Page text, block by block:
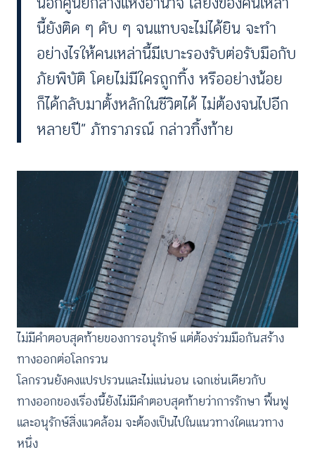
นี้ยังติด ๆ ดับ ๆ จนแทบจะไม่ได้ยิน จะทำ
อย่างไรให้คนเหล่านี้มีเบาะรองรับต่อรับมือกับ
ภัยพิบัติ โดยไม่มีใครถูกทิ้ง หรืออย่างน้อย
ก็ได้กลับมาตั้งหลักในชีวิตได้ ไม่ต้องจนไปอีก
หลายปี” ภัทราภรณ์ กล่าวทิ้งท้าย
ไม่มีคำตอบสุดท้ายของการอนุรักษ์ แต่ต้องร่วมมือกันสร้าง
ทางออกต่อโลกรวน
โลกรวนยังคงแปรปรวนและไม่แน่นอน เฉกเช่นเดียวกับ
ทางออกของเรื่องนี้ยังไม่มีคำตอบสุดท้ายว่าการรักษา ฟื้นฟู
และอนุรักษ์สิ่งแวดล้อม จะต้องเป็นไปในแนวทางใดแนวทาง
หนึ่ง